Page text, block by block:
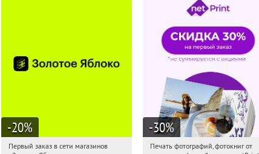
-20%
19:27:39 Получи первым!
Первый заказ в сети магазинов
-30%
19:27:39 Получили:
Печать фотографий, фотокниг от